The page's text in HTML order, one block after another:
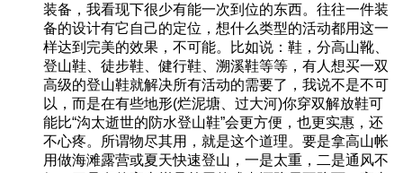
装备，我看现下很少有能一次到位的东西。往往一件装
备的设计有它自己的定位，想什么类型的活动都用这一
样达到完美的效果，不可能。比如说：鞋，分高山靴、
登山鞋、徒步鞋、健行鞋、溯溪鞋等等，有人想买一双
高级的登山鞋就解决所有活动的需要了，我说不是不可
以，而是在有些地形(烂泥塘、过大河)你穿双解放鞋可
能比“沟太逝世的防水登山鞋”会更方便，也更实惠，还
不心疼。所谓物尽其用，就是这个道理。要是拿高山帐
用做海滩露营或夏天快速登山，一是太重，二是通风不